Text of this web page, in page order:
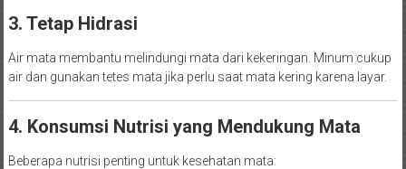
3. Tetap Hidrasi
Air mata membantu melindungi mata dari kekeringan. Minum cukup
air dan gunakan tetes mata jika perlu saat mata kering karena layar.
4. Konsumsi Nutrisi yang Mendukung Mata
Beberapa nutrisi penting untuk kesehatan mata: